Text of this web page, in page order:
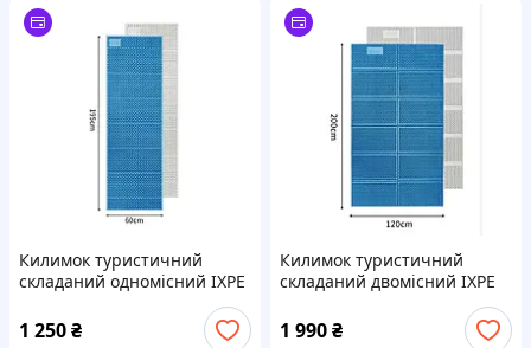
Килимок туристичний
складаний одномісний IXPE
Naturehike CNK2450WS044 з
алюмінієвою плівкою,
1 250₴
Килимок туристичний
складаний двомісний IXPE
Naturehike CNK2450WS044 з
алюмінієвою плівкою,
1 990₴